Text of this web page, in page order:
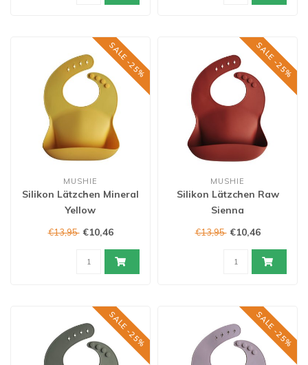
SALE -25%
MUSHIE
Silikon Lätzchen Mineral
Yellow
€13,95 €10,46
SALE -25%
MUSHIE
Silikon Lätzchen Raw
Sienna
€13,95 €10,46
SALE -25% SALE -25%